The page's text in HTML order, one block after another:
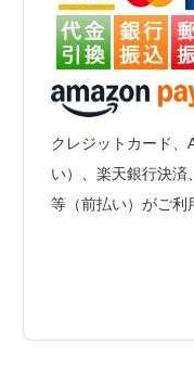
クレジットカード、
い）、楽天銀行決済
等（前払い）がご利